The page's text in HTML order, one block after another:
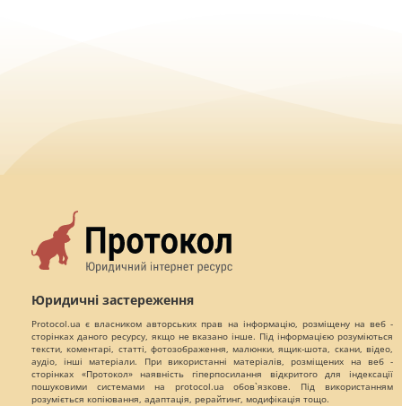
Юридичні застереження
Protocol.ua є власником авторських прав на інформацію, розміщену на веб -
сторінках даного ресурсу, якщо не вказано інше. Під інформацією розуміються
тексти, коментарі, статті, фотозображення, малюнки, ящик-шота, скани, відео,
аудіо, інші матеріали. При використанні матеріалів, розміщених на веб -
сторінках «Протокол» наявність гіперпосилання відкритого для індексації
пошуковими системами на protocol.ua обов`язкове. Під використанням
розуміється копіювання, адаптація, рерайтинг, модифікація тощо.